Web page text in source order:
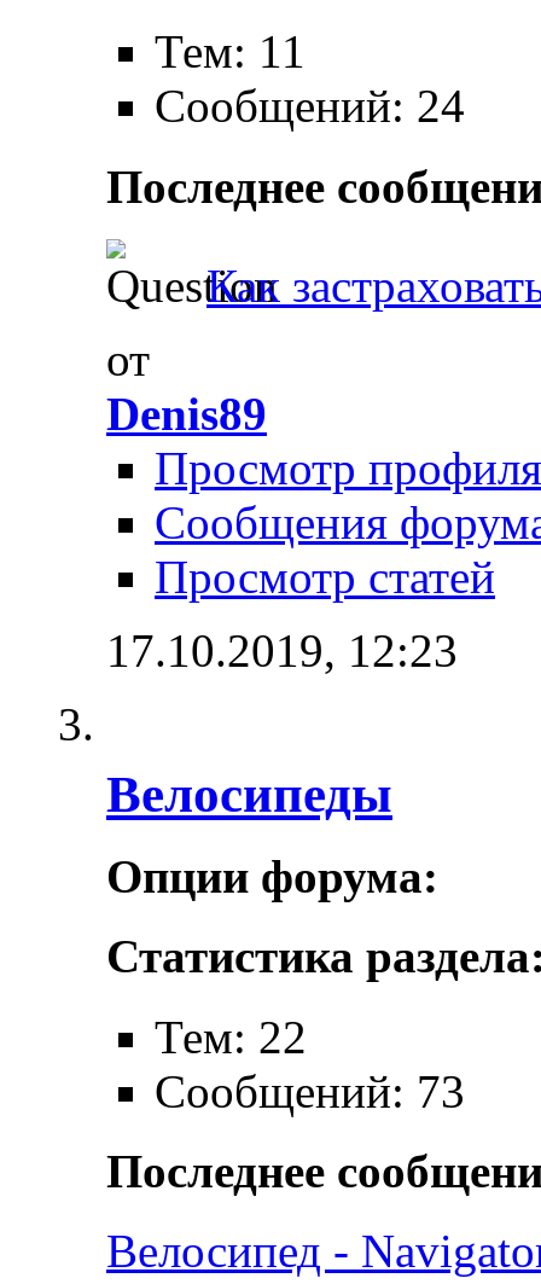
Тем: 11
Сообщений: 24
Последнее
Как
от
Denis89
Просмотр профиля
Сообщения
Просмотр статей
17.10.2019, 12:23
Велосипеды
Опции форума:
Статистика
Тем: 22
Сообщений: 73
Последнее
Велосипед -